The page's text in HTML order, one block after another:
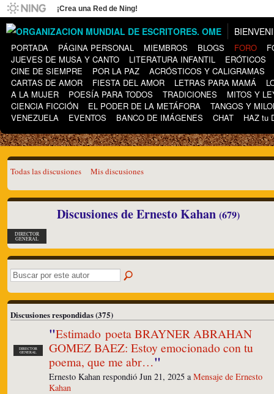
¡Crea una Red de Ning!
PORTADA PÁGINA PERSONAL MIEMBROS BLOGS FORO
JUEVES DE MUSA Y CANTO
LITERATURA INFANTIL
ERÓTICOS
CINE DE SIEMPRE
POR LA PAZ
ACRÓSTICOS Y CALIGRAMAS
CARTAS DE AMOR
FIESTA DEL AMOR LETRAS PARA MAMÁ
A LA MUJER
POESÍA PARA TODOS TRADICIONES
MITOS Y
CIENCIA FICCIÓN
EL PODER DE LA METÁFORA
TANGOS Y
VENEZUELA
EVENTOS BANCO DE IMÁGENES CHAT HAZ tu
Todas las discusiones Mis discusiones
DIRECTOR
GENERAL
Discusiones de Ernesto Kahan (679)
Discusiones respondidas (375)
DIRECTOR
GENERAL
"Estimado poeta BRAYNER ABRAHAN
GOMEZ BAEZ: Estoy emocionado con tu
poema, que me abr…"
Ernesto Kahan respondió Jun 21, 2025 aMensaje de Ernesto
Kahan